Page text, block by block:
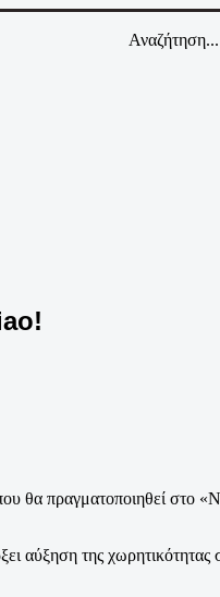
Αναζήτηση...
θα πραγματοποιηθεί στο
αύξηση της χωρητικότητας